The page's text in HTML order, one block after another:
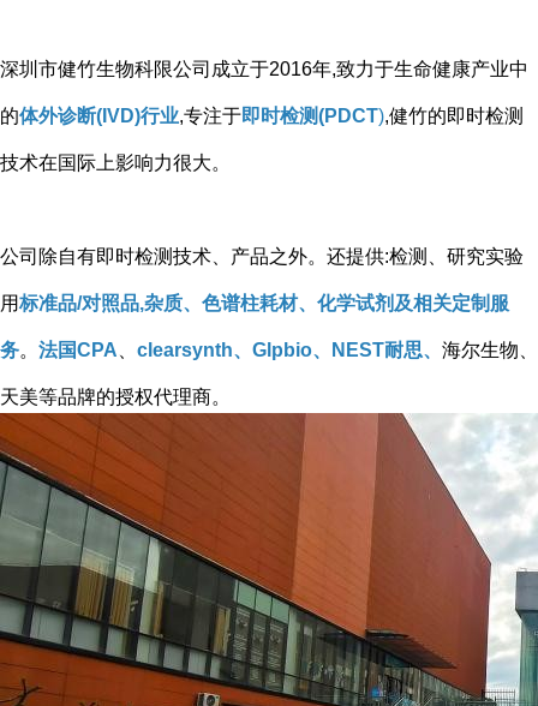
深圳市健竹生物科限公司成立于2016年,致力于生命健康产业中
的体外诊断(IVD)行业,专注于即时检测(PDCT),健竹的即时检测
技术在国际上影响力很大。
公司除自有即时检测技术、产品之外。还提供:检测、研究实验
用标准品/对照品,杂质、色谱柱耗材、化学试剂及相关定制服
务。 法国CPA clearsynth、Glpbio、NEST耐思、 海尔生物、
天美等品牌的授权代理商。